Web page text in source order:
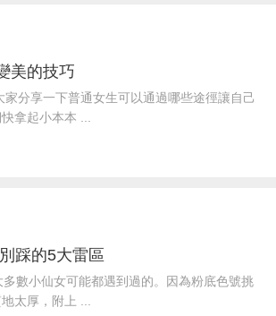
美的技巧
分享一下普通女生可以通過哪些途徑讓自己
拿起小本本 ...
踩的5大雷區
數小仙女可能都遇到過的。因為粉底色號挑
太厚，附上 ...